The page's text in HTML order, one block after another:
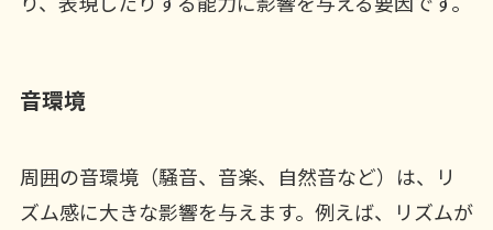
音環境
周囲の音環境（騒音、音楽、自然音など）は、リ
ズム感に大きな影響を与えます。例えば、リズムが